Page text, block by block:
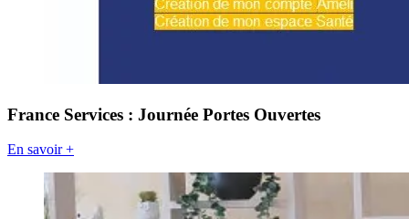
France Services : Journée Portes Ouvertes
En savoir +